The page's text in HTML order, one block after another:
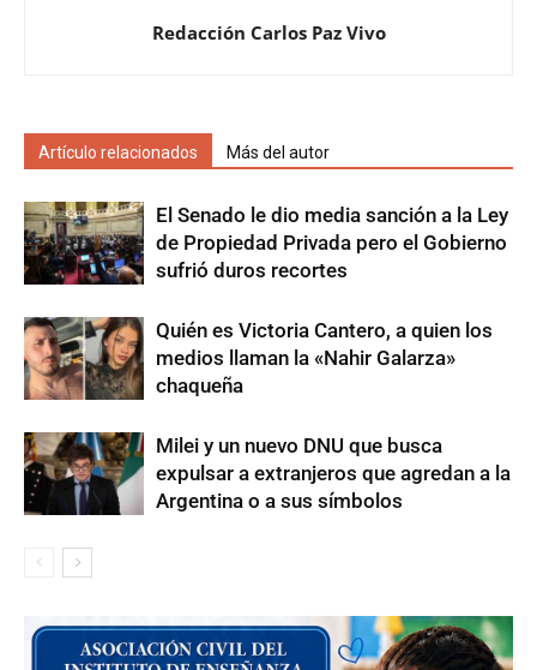
Redacción Carlos Paz Vivo
Artículo relacionados Más del autor
El Senado le dio media sanción a la Ley
de Propiedad Privada pero el Gobierno
sufrió duros recortes
Quién es Victoria Cantero, a quien los
medios llaman la «Nahir Galarza»
chaqueña
Milei y un nuevo DNU que busca
expulsar a extranjeros que agredan a la
Argentina o a sus símbolos